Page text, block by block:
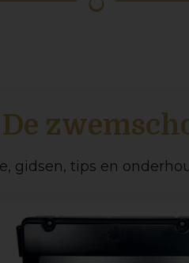
De
gidsen, tips en